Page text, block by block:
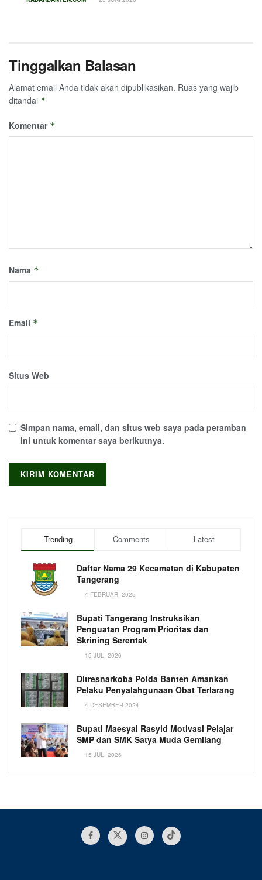
Tinggalkan Balasan
Alamat email Anda tidak akan dipublikasikan. Ruas yang wajib
ditandai *
Komentar *
Nama *
Email *
Situs Web
Simpan nama, email, dan situs web saya pada peramban
ini untuk komentar saya berikutnya.
Trending Comments Latest
Daftar Nama 29 Kecamatan di Kabupaten
Tangerang
4 FEBRUARI 2025
Bupati Tangerang Instruksikan
Penguatan Program Prioritas dan
Skrining Serentak
15 JULI 2026
Ditresnarkoba Polda Banten Amankan
Pelaku Penyalahgunaan Obat Terlarang
4 DESEMBER 2024
Bupati Maesyal Rasyid Motivasi Pelajar
SMP dan SMK Satya Muda Gemilang
15 JULI 2026